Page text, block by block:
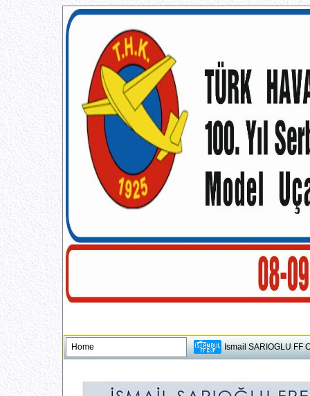
Home Ismail SARIOGLU FF